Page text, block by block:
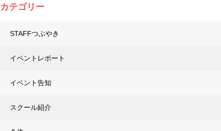
カテゴリー
STAFFつぶやき
イベントレポート
イベント告知
スクール紹介